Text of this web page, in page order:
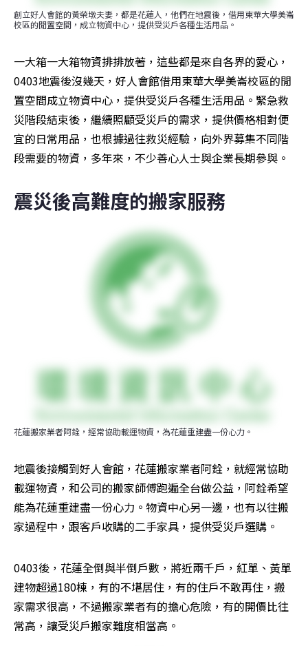
創立好人會館的黃榮墩夫妻，都是花蓮人，他們在地震後，借用東華大學美崙
校區的閒置空間，成立物資中心，提供受災戶各種生活用品。
一大箱一大箱物資排排放著，這些都是來自各界的愛心，
0403地震後沒幾天，好人會館借用東華大學美崙校區的閒
置空間成立物資中心，提供受災戶各種生活用品。緊急救
災階段結束後，繼續照顧受災戶的需求，提供價格相對便
宜的日常用品，也根據過往救災經驗，向外界募集不同階
段需要的物資，多年來，不少善心人士與企業長期參與。
震災後高難度的搬家服務
花蓮搬家業者阿銓，經常協助載運物資，為花蓮重建盡一份心力。
地震後接觸到好人會館，花蓮搬家業者阿銓，就經常協助
載運物資，和公司的搬家師傅跑遍全台做公益，阿銓希望
能為花蓮重建盡一份心力。物資中心另一邊，也有以往搬
家過程中，跟客戶收購的二手家具，提供受災戶選購。
0403後，花蓮全倒與半倒戶數，將近兩千戶，紅單、黃單
建物超過180棟，有的不堪居住，有的住戶不敢再住，搬
家需求很高，不過搬家業者有的擔心危險，有的開價比往
常高，讓受災戶搬家難度相當高。